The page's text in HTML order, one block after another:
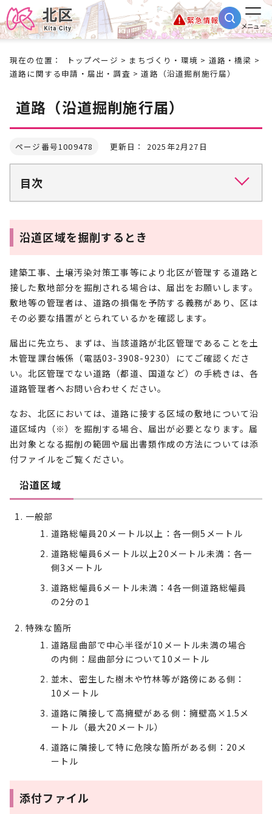
緊急情報
メニュー
現在の位置： トップページ > まちづくり・環境 > 道路・橋梁 >
道路に関する申請・届出・調査 > 道路（沿道掘削施行届）
道路（沿道掘削施行届）
ページ番号1009478 更新日： 2025年2月27日
目次
沿道区域を掘削するとき
建築工事、土壌汚染対策工事等により北区が管理する道路と
接した敷地部分を掘削される場合は、届出をお願いします。
敷地等の管理者は、道路の損傷を予防する義務があり、区は
その必要な措置がとられているかを確認します。
届出に先立ち、まずは、当該道路が北区管理であることを土
木管理課台帳係（電話03-3908-9230）にてご確認くださ
い。北区管理でない道路（都道、国道など）の手続きは、各
道路管理者へお問い合わせください。
なお、北区においては、道路に接する区域の敷地について沿
道区域内（※）を掘削する場合、届出が必要となります。届
出対象となる掘削の範囲や届出書類作成の方法については添
付ファイルをご覧ください。
沿道区域
一般部
道路総幅員20メートル以上：各一側5メートル
道路総幅員6メートル以上20メートル未満：各一
側3メートル
道路総幅員6メートル未満：4各一側道路総幅員
の2分の1
特殊な箇所
道路屈曲部で中心半径が10メートル未満の場合
の内側：屈曲部分について10メートル
並木、密生した樹木や竹林等が路傍にある側：
10メートル
道路に隣接して高擁壁がある側：擁壁高×1.5メ
ートル（最大20メートル）
道路に隣接して特に危険な箇所がある側：20メ
ートル
添付ファイル